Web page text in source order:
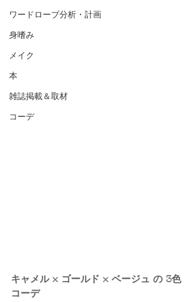
ワードローブ分析・計画
身嗜み
メイク
本
雑誌掲載＆取材
コーデ
キャメル × ゴールド × ベージュ の 3色
コーデ